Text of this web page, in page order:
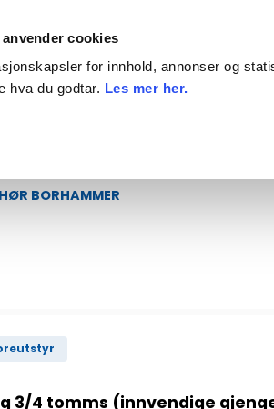
cookies
for innhold, annonser og
hva du godtar. Les mer her.
BORHAMMER
3/4 tomms (innvendige